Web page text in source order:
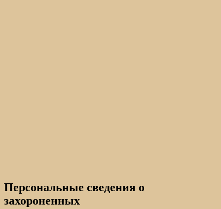
Персональные сведения о
захороненных